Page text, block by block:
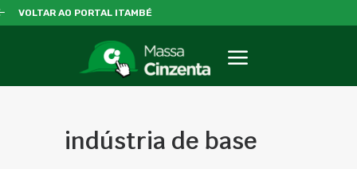
VOLTAR AO PORTAL ITAMBÉ
indústria de base